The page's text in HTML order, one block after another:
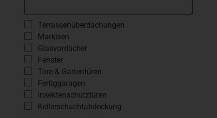
Terrassenüberdachungen
Markisen
Glasvordächer
Fenster
Tore & Gartentüren
Fertiggaragen
Insektenschutztüren
Kellerschachtabdeckung